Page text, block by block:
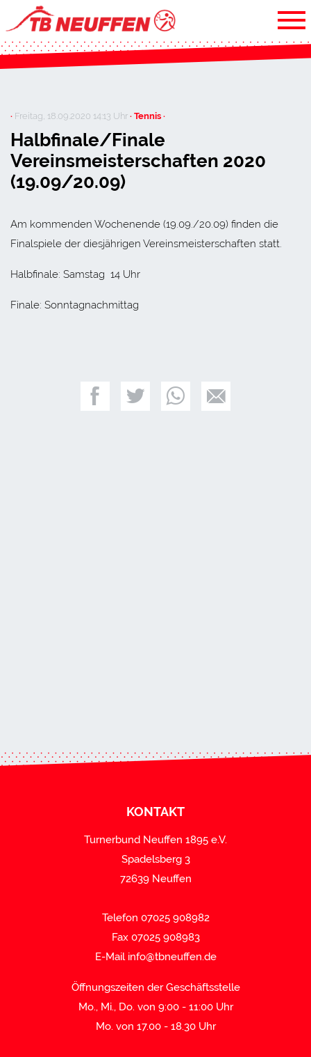
· Freitag, 18.09.2020 14:13 Uhr· Tennis ·
Halbfinale/Finale
Vereinsmeisterschaften 2020
(19.09/20.09)
Am kommenden Wochenende (19.09./20.09) finden die
Finalspiele der diesjährigen Vereinsmeisterschaften statt.
Halbfinale: Samstag 14 Uhr
Finale: Sonntagnachmittag
KONTAKT
Turnerbund Neuffen 1895 e.V.
Spadelsberg 3
72639 Neuffen
Telefon 07025 908982
Fax 07025 908983
E-Mail info@tbneuffen.de
Öffnungszeiten der Geschäftsstelle
Mo., Mi., Do. von 9:00 - 11:00 Uhr
Mo. von 17.00 - 18.30 Uhr